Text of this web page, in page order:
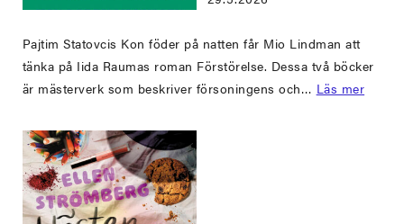
Pajtim Statovcis Kon föder på natten får Mio Lindman att
tänka på Iida Raumas roman Förstörelse. Dessa två böcker
är mästerverk som beskriver försoningens och… Läs mer